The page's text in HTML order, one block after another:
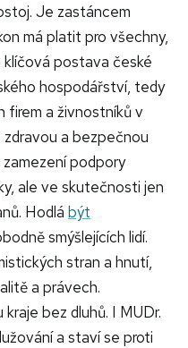
Je zastáncem
má platit pro všechny,
postava české
hospodářství, tedy
firem a živnostníků v
zdravou a bezpečnou
podpory
ale ve skutečnosti jen
Hodlá být
smýšlejících lidí.
stran a hnutí,
a právech.
bez dluhů. I MUDr.
a staví se proti